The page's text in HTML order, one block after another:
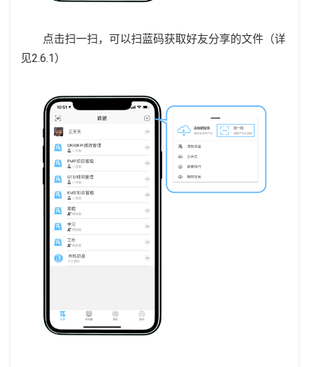
点击扫一扫，可以扫蓝码获取好友分享的文件（详
见2.6.1）